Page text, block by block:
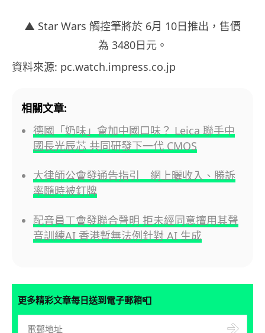
▲ Star Wars 觸控筆將於 6月 10日推出，售價
為 3480日元。
資料來源: pc.watch.impress.co.jp
相關文章:
德國「奶味」會加中國口味？ Leica 聯手中
國長光辰芯 共同研發下一代 CMOS
大律師公會發通告指引 網上曬收入、勝訴
率隨時被釘牌
配音員工會發聯合聲明 拒未經同意擅用其聲
音訓練AI 香港暫無法例針對 AI 生成
更多精彩文章每日送到電子郵箱📮